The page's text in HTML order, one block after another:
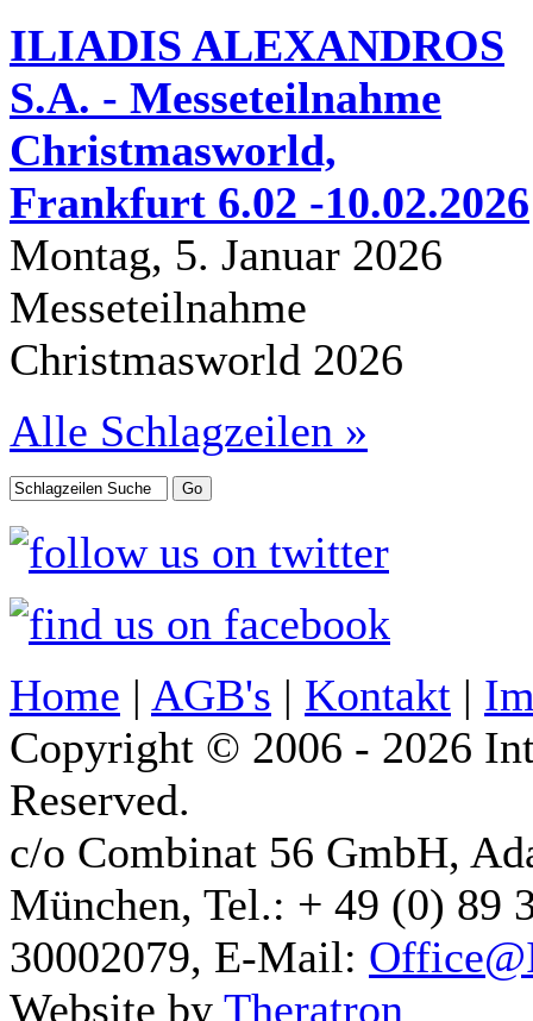
ILIADIS ALEXANDROS
S.A. - Messeteilnahme
Christmasworld,
Frankfurt 6.02 -10.02.2026
Montag, 5. Januar 2026
Messeteilnahme
Christmasworld 2026
Alle Schlagzeilen »
Home | AGB's | Kontakt |
Copyright © 2006 - 2026
Reserved.
c/o Combinat 56 GmbH,
München, Tel.: + 49 (0) 89
30002079, E-Mail:
Website by Theratron